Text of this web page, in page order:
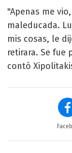
"Apenas me
maleducada.
mis cosas, le
retirara. Se fue
contó